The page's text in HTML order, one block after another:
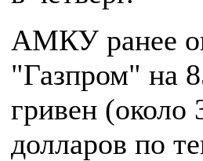
АМКУ ранее
"Газпром" на
гривен (около
долларов по